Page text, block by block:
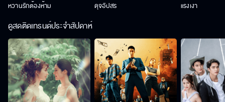
หวานรักต้องห้าม ดุจอัปสร แรงเงา
ดูสดติดเทรนด์ประจำสัปดาห์